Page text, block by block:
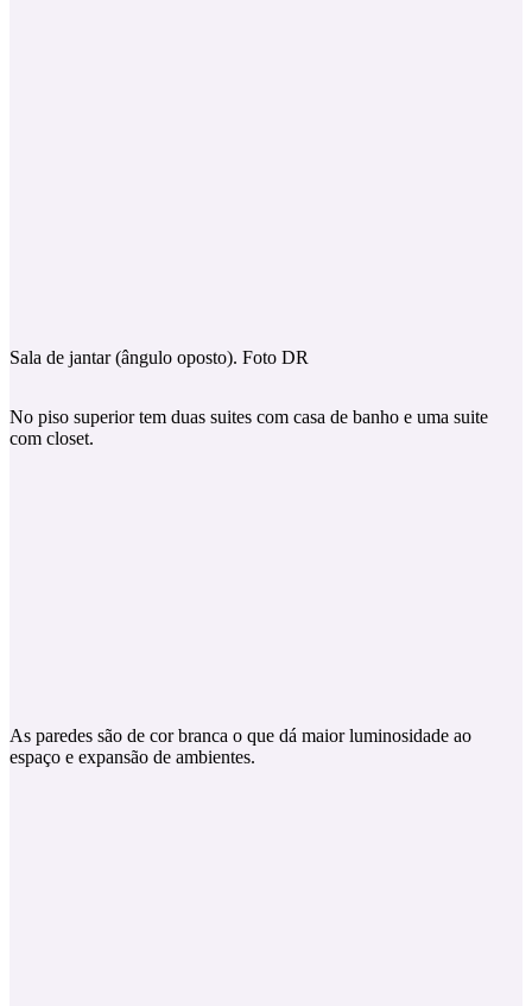
Sala de jantar (ângulo oposto). Foto DR
No piso superior tem duas suites com casa de banho e uma suite
com closet.
As paredes são de cor branca o que dá maior luminosidade ao
espaço e expansão de ambientes.